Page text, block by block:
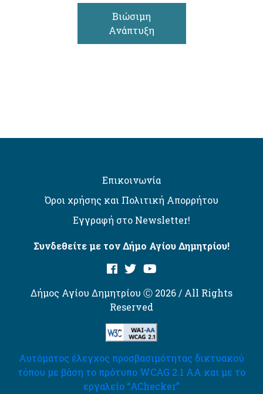
Βιώσιμη
Ανάπτυξη
Επικοινωνία
Όροι χρήσης και Πολιτική Απορρήτου
Εγγραφή στο Newsletter!
Συνδεθείτε με τον Δήμο Αγίου Δημητρίου!
Δήμος Αγίου Δημητρίου Ⓒ 2026 / All Rights
Reserved
Αυτόματος έλεγχος προσβασιμότητας δικτυακού
τόπου με βάση το πρότυπο WCAG 2.1 AA και με το
εργαλείο “AChecker”